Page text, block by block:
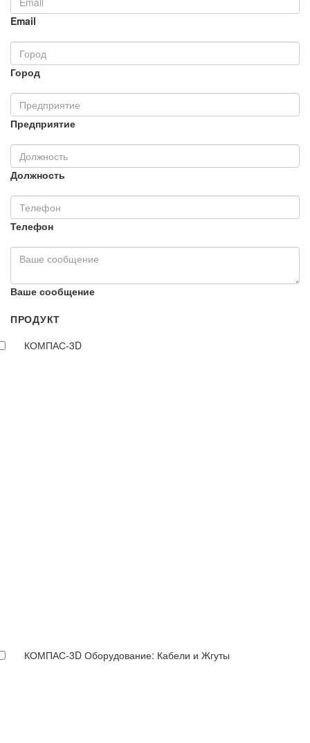
Email
Город
Предприятие
Должность
Телефон
Ваше сообщение
ПРОДУКТ
КОМПАС-3D
КОМПАС-3D Оборудование: Кабели и Жгуты